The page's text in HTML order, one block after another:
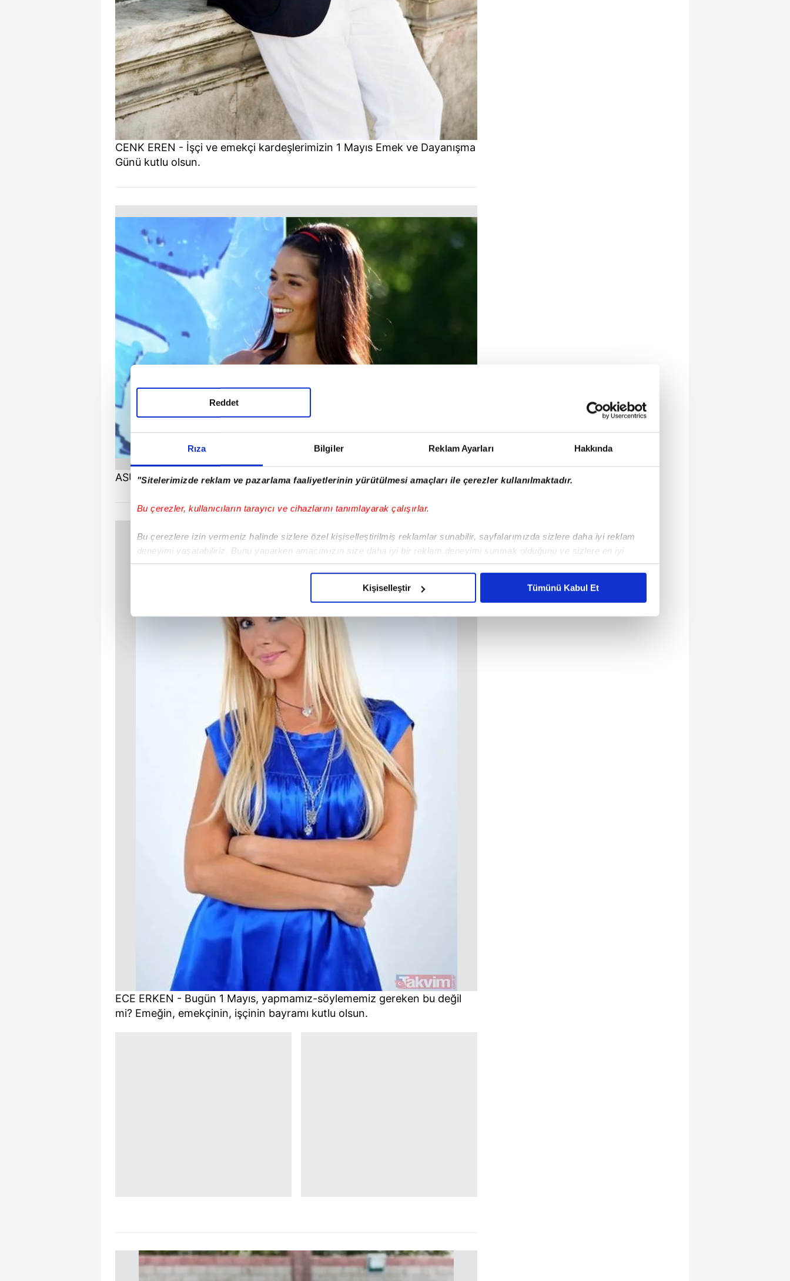
Rıza Bilgiler Reklam Ayarları Hakkında
"Sitelerimizde reklam ve pazarlama faaliyetlerinin yürütülmesi amaçları ile çerezler kullanılmaktadır.
Bu çerezler, kullanıcıların tarayıcı ve cihazlarını tanımlayarak çalışırlar.
Bu çerezlere izin vermeniz halinde sizlere özel kişiselleştirilmiş reklamlar sunabilir, sayfalarımızda sizlere daha iyi reklam
deneyimi yaşatabiliriz. Bunu yaparken amacımızın size daha iyi bir reklam deneyimi sunmak olduğunu ve sizlere en iyi
içerikleri sunabilmek adına elimizden gelen çabayı gösterdiğimizi ve bu noktada, reklamların maliyetlerimizi karşılamak
Sizlere daha iyi bir hizmet sunabilmek için İnternet Sitemizde kendimize ve üçüncü kişilere ait çerezler kullanılmaktadır. Bu
çerezler vasıtasıyla çeşitli kişisel verileriniz işlenmekte olup gerekli olan çerezler bilgi toplumu hizmetlerinin sunulması
amacıyla kullanılmaktadır. Diğer çerezler, sitemizin daha işlevsel kılınması ve kişiselleştirilmesi ve sizlere yönelik
reklam/pazarlama faaliyetlerinin yapılması, amaçlarıyla sınırlı olarak açık rızanız dahilinde kullanılacaktır.
Çerezlere ilişkin tercihlerinizi aşağıda yer alan panel vasıtasıyla belirleyebilirsiniz. Çerezlere ilişkin detaylı bilgi için Ayarlar
butonuna tıklayabilir,Çerez Bilgilendirme Metnimiziziyaret edebilirsiniz.
6698 sayılı Kişisel Verilerin Korunması Kanunu uyarınca hazırlanmış Aydınlatma Metnimizi okumak ve sitemizde ilgili
mevzuata uygun olarak kullanılan çerezlerle ilgili bilgi almak için lütfen
Reddet
Kişiselleştir Tümünü Kabul Et
CENK EREN - İşçi ve emekçi kardeşlerimizin 1 Mayıs Emek ve Dayanışma
Günü kutlu olsun.
ASUMAN KRAUSE - 1 Mayıs İşçiler Bayramı Kutlu Olsun :) Ohh Yatışş
ECE ERKEN - Bugün 1 Mayıs, yapmamız-söylememiz gereken bu değil
mi? Emeğin, emekçinin, işçinin bayramı kutlu olsun.